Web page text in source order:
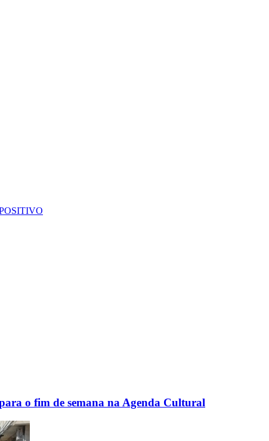
o fim de semana na Agenda Cultural